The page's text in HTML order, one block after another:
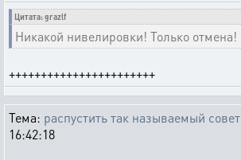
Цитата: grazlf
Никакой нивелировки! Только отмена!
+++++++++++++++++++++++
Тема: распустить так называемый совет
16:42:18